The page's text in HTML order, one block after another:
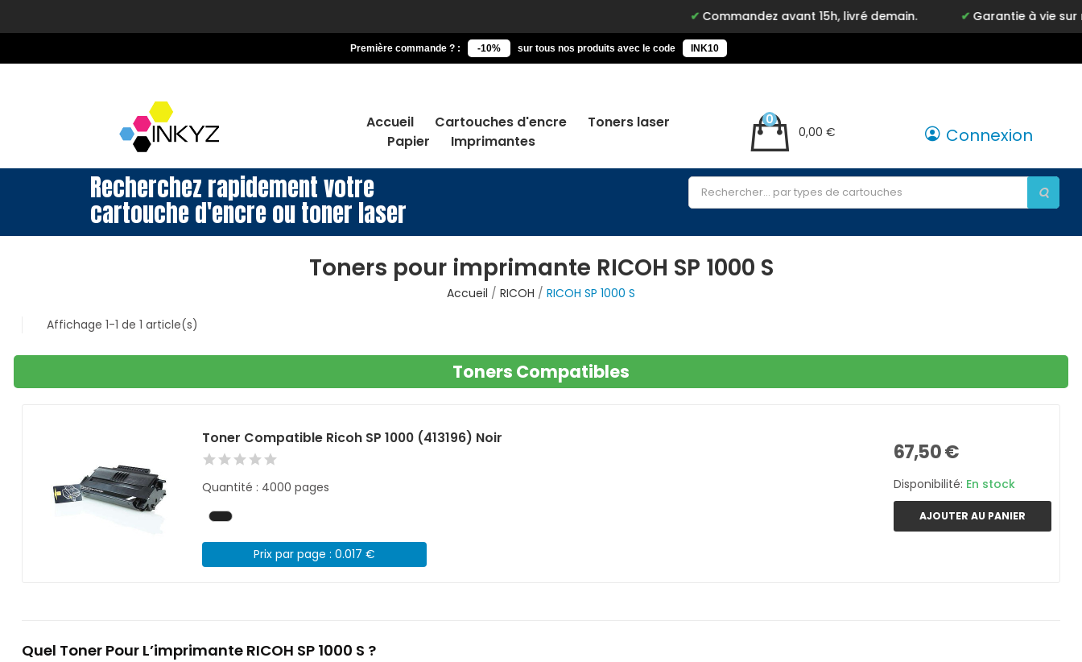
Commandez avant 15h, livré demain. Garantie à vie sur
Première commande ? : -10% sur tous nos produits avec le code INK10
Accueil Cartouches d'encre
Toners laser
Papier
Imprimantes
0,00 €
0
Connexion
Recherchez rapidement votre
cartouche d'encre ou toner laser
Toners pour imprimante RICOH SP 1000 S
Accueil RICOH
RICOH SP 1000 S
Affichage 1-1 de 1 article(s)
Toners Compatibles
Toner Compatible Ricoh SP 1000 (413196) Noir
Quantité : 4000 pages
Prix par page : 0.017 €
67,50 €
Disponibilité: En stock
AJOUTER AU PANIER
Quel Toner Pour L’imprimante RICOH SP 1000 S ?